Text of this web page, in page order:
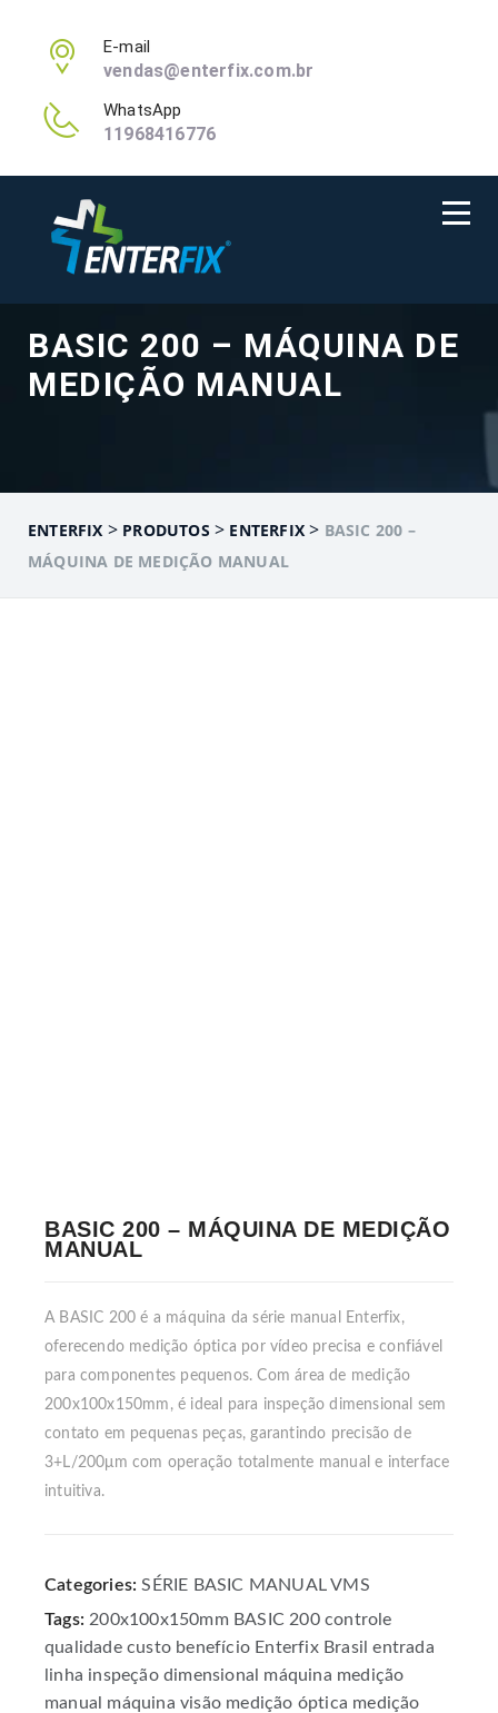
E-mail
vendas@enterfix.com.br
WhatsApp
11968416776
BASIC 200 – MÁQUINA DE
MEDIÇÃO MANUAL
ENTERFIX > PRODUTOS > ENTERFIX > BASIC 200 –
MÁQUINA DE MEDIÇÃO MANUAL
BASIC 200 – MÁQUINA DE MEDIÇÃO
MANUAL
A BASIC 200 é a máquina da série manual Enterfix,
oferecendo medição óptica por vídeo precisa e confiável
para componentes pequenos. Com área de medição
200x100x150mm, é ideal para inspeção dimensional sem
contato em pequenas peças, garantindo precisão de
3+L/200μm com operação totalmente manual e interface
intuitiva.
Categories: SÉRIE BASIC MANUAL VMS
Tags: 200x100x150mm BASIC 200 controle
qualidade custo benefício Enterfix Brasil entrada
linha inspeção dimensional máquina medição
manual máquina visão medição óptica medição